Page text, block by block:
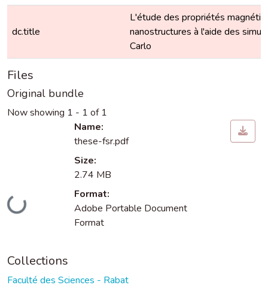
dc.title
L'étude des propriétés
nanostructures à l'aide des
Carlo
Files
Original bundle
Now showing 1 - 1 of 1
Loading...
Name:
these-fsr.pdf
Size:
2.74 MB
Format:
Adobe Portable Document
Format
Collections
Faculté des Sciences - Rabat